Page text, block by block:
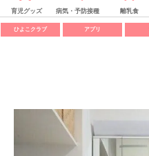
育児グッズ 病気・予防接種 離乳食
ひよこクラブ アプリ